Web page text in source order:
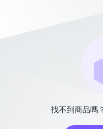
找不到商品嗎